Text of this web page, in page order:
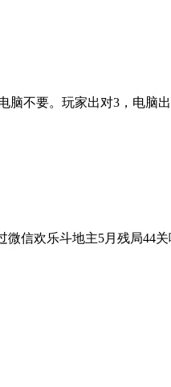
不要。玩家出对3，电脑
欢乐斗地主5月残局44